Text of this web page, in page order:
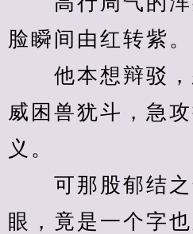
脸瞬间由红转紫。
他本想辩驳，
威困兽犹斗，急
义。
可那股郁结之
眼，竟是一个字也